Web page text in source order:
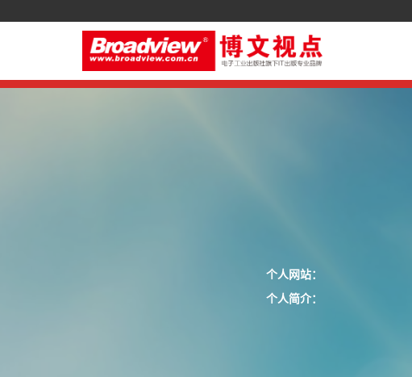
个人网站：
个人简介：